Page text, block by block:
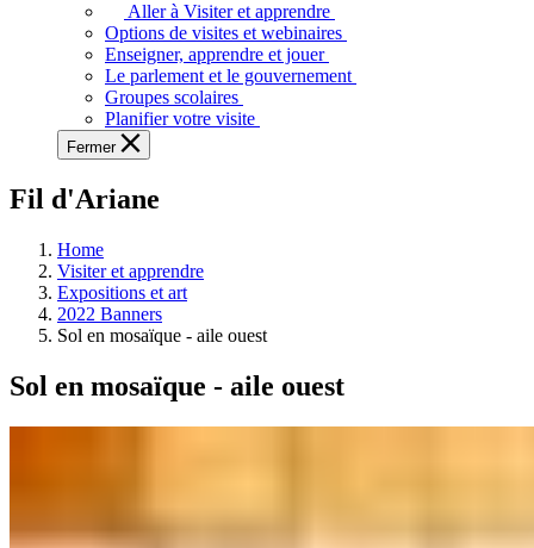
voir,
apprendre
et
à
à
législative.
Aller à Visiter et apprendre
Options de visites et webinaires
Enseigner, apprendre et jouer
Le parlement et le gouvernement
Groupes scolaires
Planifier votre visite
Fermer
Fil d'Ariane
Home
Visiter et apprendre
Expositions et art
2022 Banners
Sol en mosaïque - aile ouest
Sol en mosaïque - aile ouest